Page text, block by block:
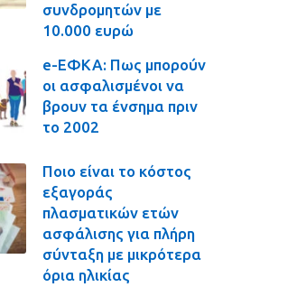
συνδρομητών με
10.000 ευρώ
e-ΕΦΚΑ: Πως μπορούν
οι ασφαλισμένοι να
βρουν τα ένσημα πριν
το 2002
Ποιο είναι το κόστος
εξαγοράς
πλασματικών ετών
ασφάλισης για πλήρη
σύνταξη με μικρότερα
όρια ηλικίας